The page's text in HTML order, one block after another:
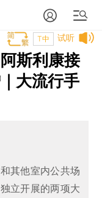
试听
T中
斯利康接
大流行手
其他室内公共场
立开展的两项大